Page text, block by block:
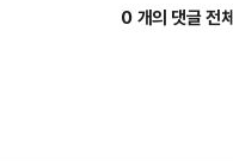
0 개의 댓글 전